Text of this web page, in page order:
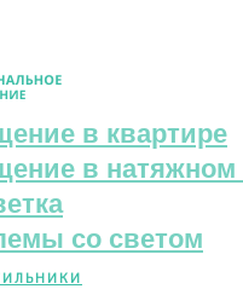
в квартире
в натяжном
со светом